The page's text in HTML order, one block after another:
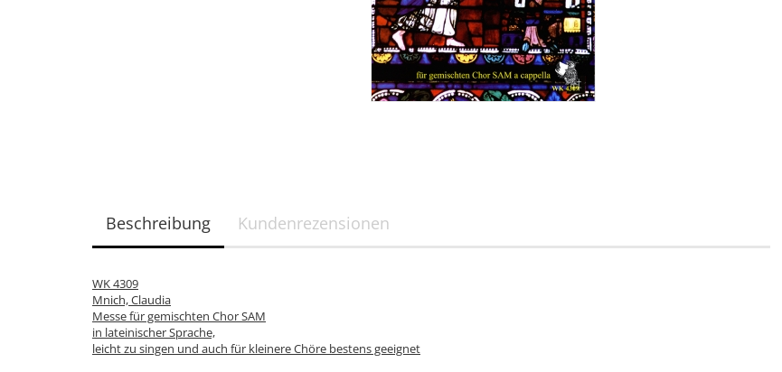
Beschreibung Kundenrezensionen
WK 4309
Mnich, Claudia
Messe für gemischten Chor SAM
in lateinischer Sprache,
leicht zu singen und auch für kleinere Chöre bestens geeignet